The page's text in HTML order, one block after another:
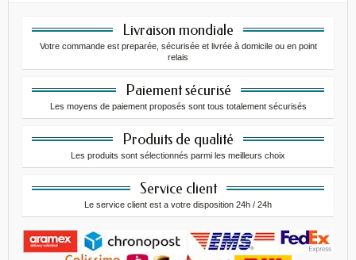
Livraison mondiale
Votre commande est preparée, sécurisée et livrée à domicile ou en point
relais
Paiement sécurisé
Les moyens de paiement proposés sont tous totalement sécurisés
Produits de qualité
Les produits sont sélectionnés parmi les meilleurs choix
Service client
Le service client est a votre disposition 24h / 24h